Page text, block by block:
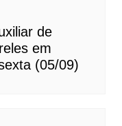
de
em
(05/09)